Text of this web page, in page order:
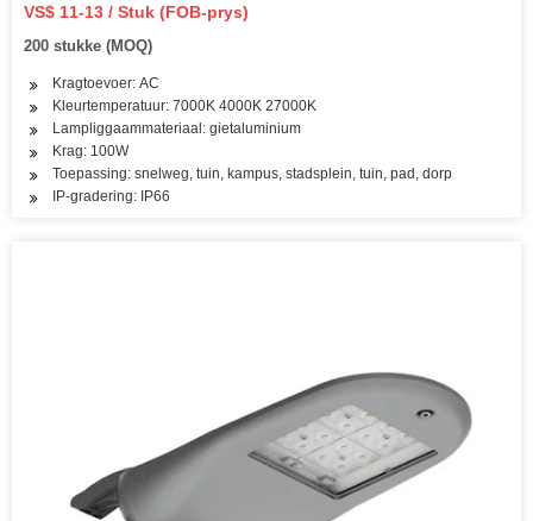
VS$ 11-13 / Stuk (FOB-prys)
200 stukke (MOQ)
Kragtoevoer: AC
Kleurtemperatuur: 7000K 4000K 27000K
Lampliggaammateriaal: gietaluminium
Krag: 100W
Toepassing: snelweg, tuin, kampus, stadsplein, tuin, pad, dorp
IP-gradering: IP66